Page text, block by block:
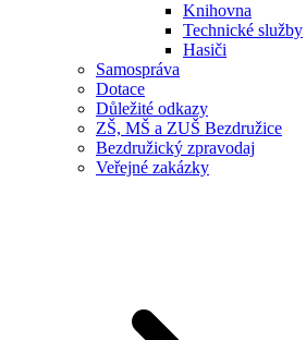
Knihovna
Technické služby
Hasiči
Samospráva
Dotace
Důležité odkazy
ZŠ, MŠ a ZUŠ Bezdružice
Bezdružický zpravodaj
Veřejné zakázky